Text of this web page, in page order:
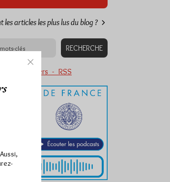
les articles les plus lus du blog ?
Newsletters - RSS